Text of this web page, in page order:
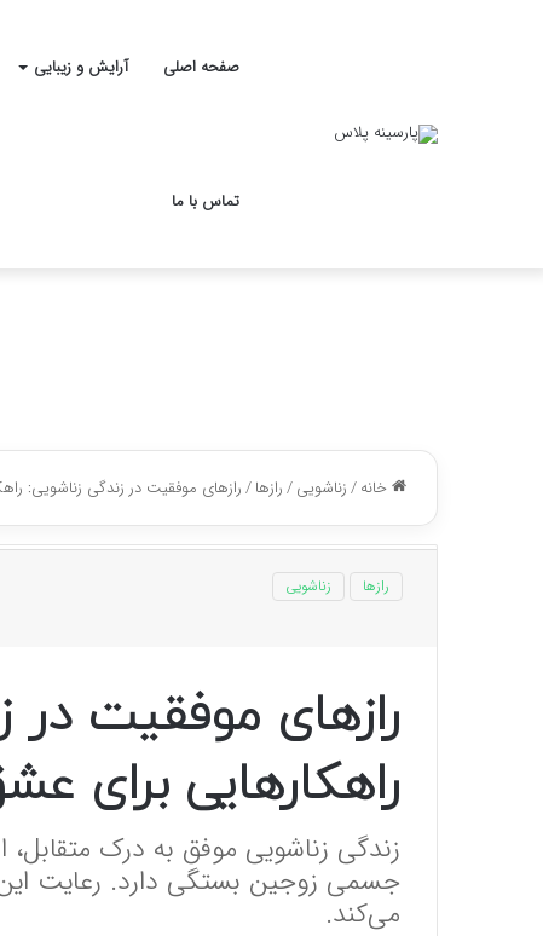
صفحه اصلی آرایش و زیبایی
تماس با ما
خانه/زناشویی/رازها/رازهای موفقیت در زندگی زناشویی:
رازها زناشویی
رازهای موفقیت در
راهکارهایی برای
زندگی زناشویی موفق به درک متقابل،
جسمی زوجین بستگی دارد. رعایت
می‌کند.